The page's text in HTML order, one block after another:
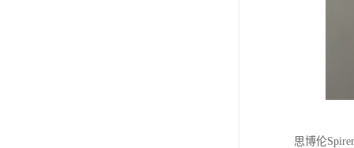
思博伦